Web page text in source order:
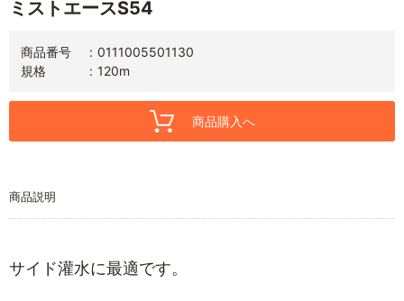
ミストエースS54
商品番号
0111005501130
規格
120m
商品購入へ
商品説明
サイド灌水に最適です。